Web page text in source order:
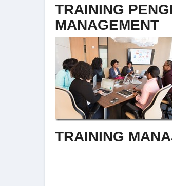
TRAINING
MANAGEMENT
TRAINING